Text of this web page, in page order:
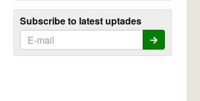
Subscribe to latest uptades